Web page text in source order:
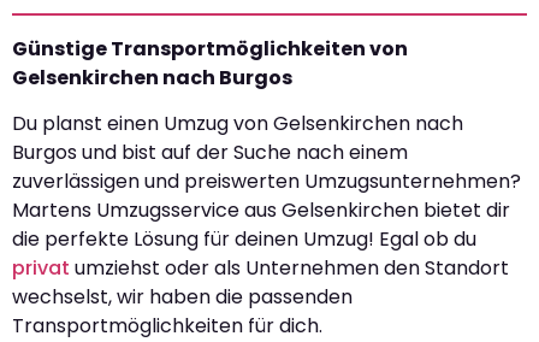
Günstige Transportmöglichkeiten von
Gelsenkirchen nach Burgos
Du planst einen Umzug von Gelsenkirchen nach
Burgos und bist auf der Suche nach einem
zuverlässigen und preiswerten Umzugsunternehmen?
Martens Umzugsservice aus Gelsenkirchen bietet dir
die perfekte Lösung für deinen Umzug! Egal ob du
privat umziehst oder als Unternehmen den Standort
wechselst, wir haben die passenden
Transportmöglichkeiten für dich.